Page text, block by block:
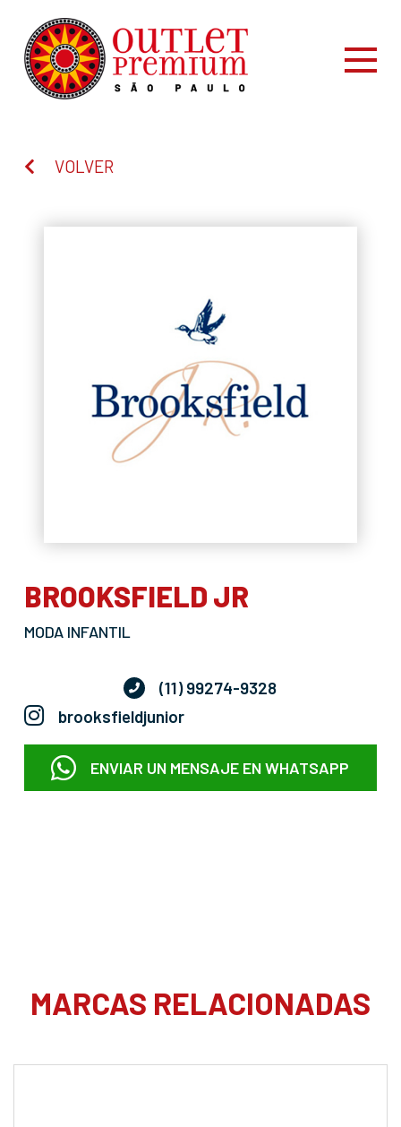
VOLVER
BROOKSFIELD JR
MODA INFANTIL
(11) 99274-9328
brooksfieldjunior
ENVIAR UN MENSAJE EN WHATSAPP
MARCAS RELACIONADAS